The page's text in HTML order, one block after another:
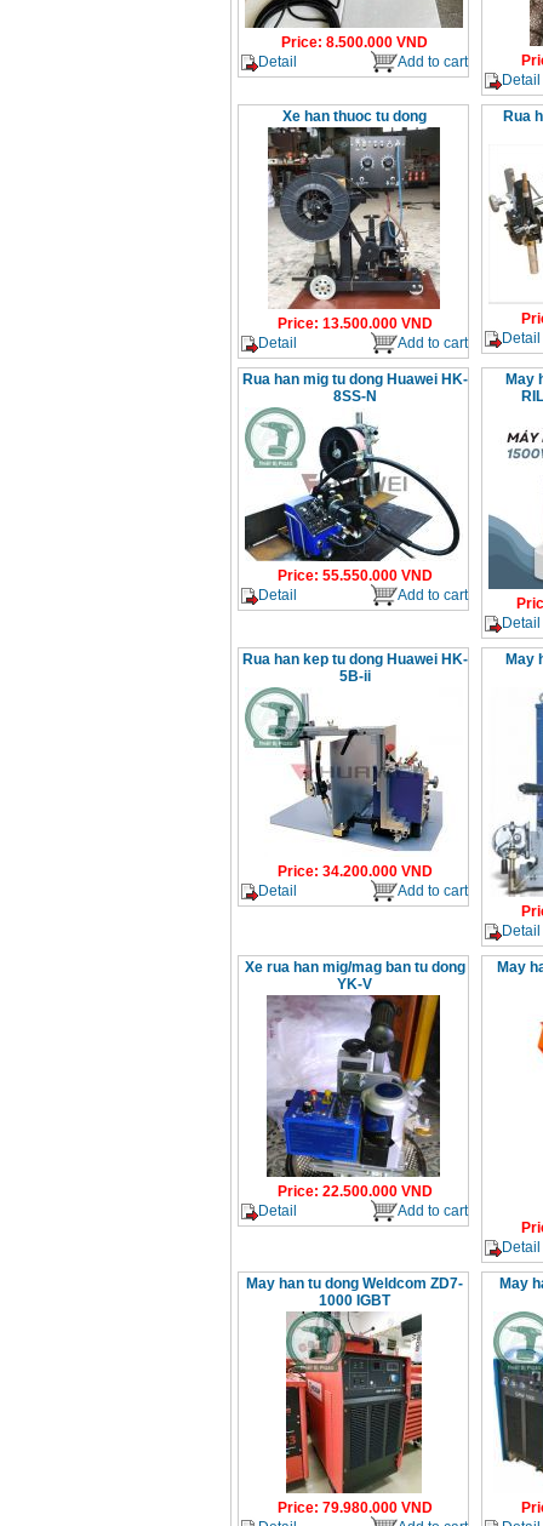
Price: 8.500.000 VND
Detail
Add to cart
Detail
Xe han thuoc tu dong
Price: 13.500.000VND
Detail
Add to cart
Rua
Detail
Rua han mig tu dong Huawei HK-
8SS-N
Price: 55.550.000VND
Detail
Add to cart
May
Detail
Rua han kep tu dong Huawei HK-
5B-ii
Price: 34.200.000VND
Detail
Add to cart
May
Detail
Xe rua han mig/mag ban tu dong
YK-V
Price: 22.500.000VND
Detail
Add to cart
May
Detail
May han tu dong Weldcom ZD7-
1000 IGBT
Price: 79.980.000VND
May